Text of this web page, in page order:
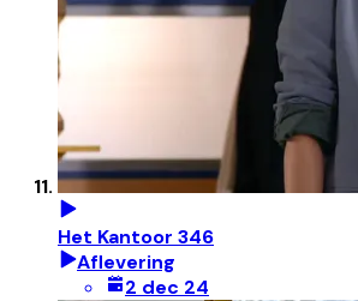
Het Kantoor 346
Aflevering
2 dec 24